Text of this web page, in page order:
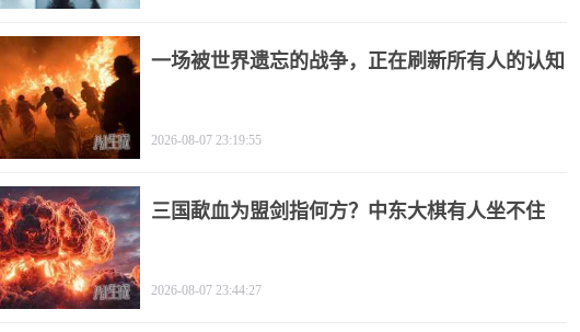
一场被世界遗忘的战争，正在刷新所有人的认知
2026-08-07 23:19:55
三国歃血为盟剑指何方？中东大棋有人坐不住
2026-08-07 23:44:27